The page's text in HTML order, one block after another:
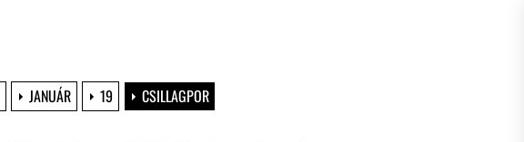
JANUÁR 19 CSILLAGPOR